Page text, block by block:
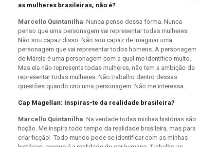
as mulheres brasileiras, não é?
Marcello Quintanilha: Nunca penso dessa forma. Nunca
penso que uma personagem vai representar todas mulheres.
Não sou capaz disso. Não sou capaz de imaginar uma
personagem que vai representar todos homens. A personagem
de Márcia é uma personagem com a qual me identifico muito.
Mas ela não representa todas mulheres, não tem a ambição de
representar todas mulheres. Não trabalho dentro dessas
questões quando crio uma personagem. Não me interessa.
Cap Magellan: Inspiras-te da realidade brasileira?
Marcello Quintanilha: Na verdade todas minhas histórias são
ficção. Me inspira todo tempo da realidade brasileira, mas para
criar ficção! Todo mundo pode se identificar com as minhas